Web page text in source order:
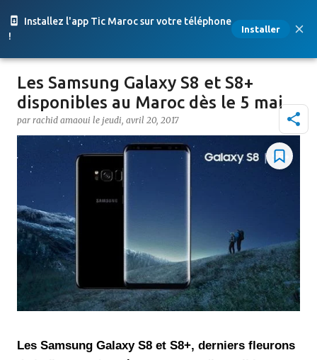
Installez l'app Tic Maroc sur votre téléphone
!
Installer
Accéder au contenu principal
Les Samsung Galaxy S8 et S8+
disponibles au Maroc dès le 5 mai
par rachid amaoui le jeudi, avril 20, 2017
Les Samsung Galaxy S8 et S8+, derniers fleurons